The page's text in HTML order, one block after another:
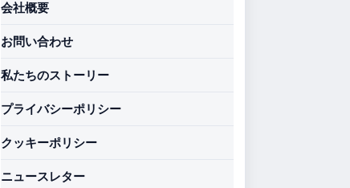
会社概要
お問い合わせ
私たちのストーリー
プライバシーポリシー
クッキーポリシー
ニュースレター